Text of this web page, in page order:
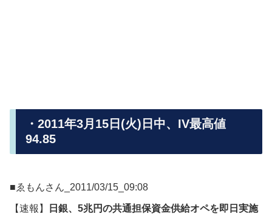
・2011年3月15日(火)日中、IV最高値
94.85
■ゑもんさん_2011/03/15_09:08
【速報】
日銀、5兆円の共通担保資金供給オペを即日実施